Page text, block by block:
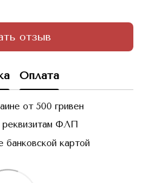
отзыв
Оплата
от 500 гривен
реквизитам ФЛП
банковской картой